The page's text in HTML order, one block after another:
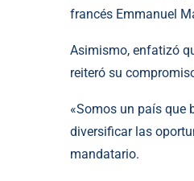
francés Emmanuel
Asimismo, enfatizó
reiteró su
«Somos un país que
diversificar las
mandatario.